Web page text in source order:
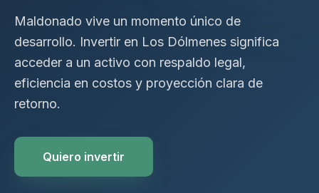
Maldonado vive un momento único de
desarrollo. Invertir en Los Dólmenes significa
acceder a un activo con respaldo legal,
eficiencia en costos y proyección clara de
retorno.
Quiero invertir